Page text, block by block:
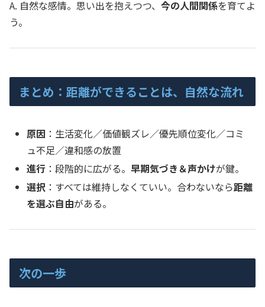
A. 自然な感情。思い出を抱えつつ、 今の人間関係を育てよ
う。
まとめ：距離ができることは、自然な流れ
原因 ：生活変化／価値観ズレ／優先順位変化／コミ
ュ不足／違和感の放置
進行 ：段階的に広がる。早期気づき＆声かけが鍵。
選択 ：すべては維持しなくていい。合わないなら距離
を選ぶ自由がある。
次の一歩